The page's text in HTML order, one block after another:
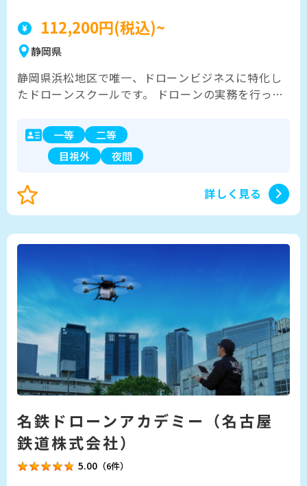
112,200円(税込)~
静岡県
静岡県浜松地区で唯一、ドローンビジネスに特化し
たドローンスクールです。 ドローンの実務を行って
ができます。 国家ライセンス・民間ライセンス
（JUIDA）をはじめ、ビジネスに結びつくオリジナ
ル講習を多数用意しています。ドローン販売も行っ
業生限定のドローンクラブでは、月に数回の練習会
も行っています。有志を募って景勝地への空撮に行
評をいただいております。
一等
二等
目視外
夜間
詳しく見る
名鉄ドローンアカデミー（名古屋
鉄道株式会社）
5.00 （6件）